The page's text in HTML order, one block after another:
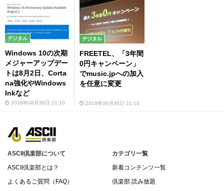
デジタル
Windows 10の次期
メジャーアップデー
トは8月2日、Corta
na強化やWindows
Inkなど
2016年06月30日 21:10
デジタル
FREETEL、「3年間
0円キャンペーン」
でmusic.jpへの加入
を任意に変更
2016年06月30日 21:10
ASCII倶楽部について
ASCII倶楽部とは？
よくあるご質問（FAQ）
カテゴリ一覧
新着コンテンツ一覧
倶楽部 読み放題